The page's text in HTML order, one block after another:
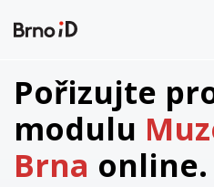
Pořizujte
modulu
Brna online.